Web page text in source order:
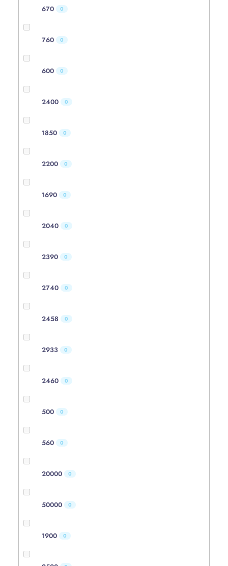
670 0
760 0
600 0
2400 0
1850 0
2200 0
1690 0
2040 0
2390 0
2740 0
2458 0
2933 0
2460 0
500 0
560 0
20000 0
50000 0
1900 0